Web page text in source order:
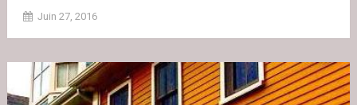
Juin 27, 2016